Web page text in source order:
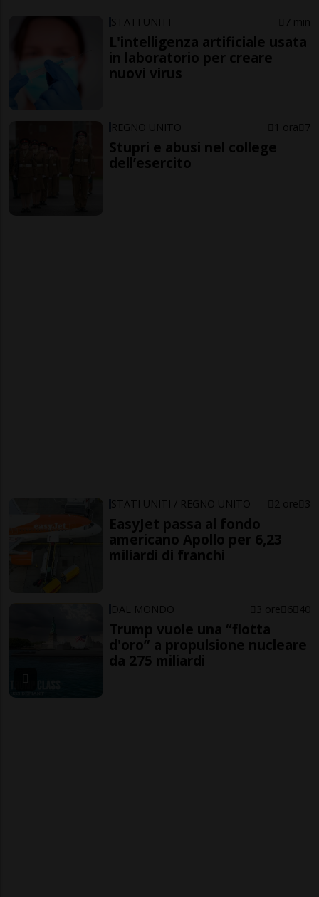
STATI UNITI 7 min
L'intelligenza artificiale usata
in laboratorio per creare
nuovi virus
REGNO UNITO 1 ora 7
Stupri e abusi nel college
dell’esercito
STATI UNITI / REGNO UNITO 2 ore 3
EasyJet passa al fondo
americano Apollo per 6,23
miliardi di franchi
DAL MONDO 3 ore 6 40
Trump vuole una “flotta
d'oro” a propulsione nucleare
da 275 miliardi